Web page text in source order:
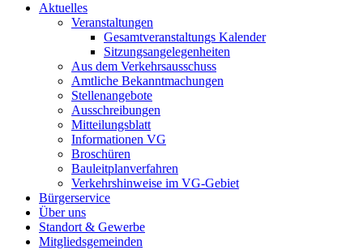
Aktuelles
Veranstaltungen
Gesamtveranstaltungs Kalender
Sitzungsangelegenheiten
Aus dem Verkehrsausschuss
Amtliche Bekanntmachungen
Stellenangebote
Ausschreibungen
Mitteilungsblatt
Informationen VG
Broschüren
Bauleitplanverfahren
Verkehrshinweise im VG-Gebiet
Bürgerservice
Über uns
Standort & Gewerbe
Mitgliedsgemeinden